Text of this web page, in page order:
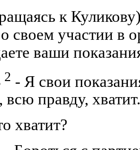
к
своем участии в
ваши
2 - Я свои
всю правду, хватит.
хватит?